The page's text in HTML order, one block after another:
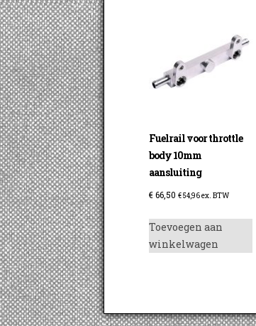
Fuelrail voor throttle
body 10mm
aansluiting
€66,50 €54,96ex. BTW
Toevoegen aan
winkelwagen